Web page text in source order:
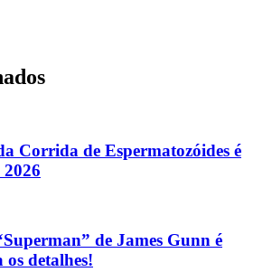
Corrida de Espermatozóides é
de James Gunn é
detalhes!